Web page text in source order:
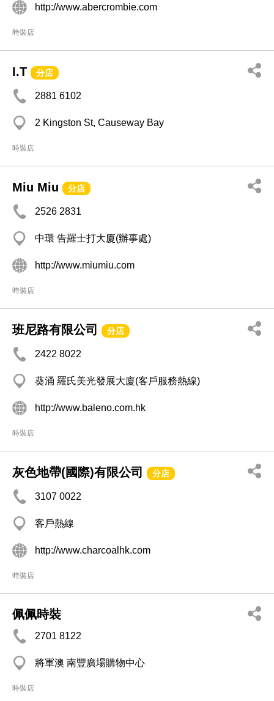
http://www.abercrombie.com
時裝店
I.T 分店
2881 6102
2 Kingston St, Causeway Bay
時裝店
Miu Miu 分店
2526 2831
中環 告羅士打大廈(辦事處)
http://www.miumiu.com
時裝店
班尼路有限公司 分店
2422 8022
葵涌 羅氏美光發展大廈(客戶服務熱線)
http://www.baleno.com.hk
時裝店
灰色地帶(國際)有限公司 分店
3107 0022
客戶熱線
http://www.charcoalhk.com
時裝店
佩佩時裝
2701 8122
將軍澳 南豐廣場購物中心
時裝店